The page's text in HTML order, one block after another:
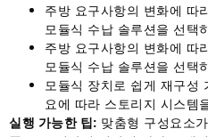
주방 요구사항의 변화에 ​​따
모듈식 수납 솔루션을 선택
주방 요구사항의 변화에 ​​따
모듈식 수납 솔루션을 선택
모듈식 장치로 쉽게 재구성
요에 따라 스토리지 시스템
실행 가능한 팁: 맞춤형 구성요소